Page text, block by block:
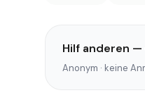
Hilf anderen —
Anonym · keine